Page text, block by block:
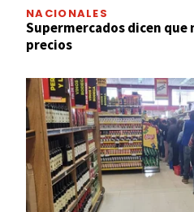
NACIONALES
Supermercados dicen que
precios